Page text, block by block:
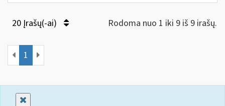
20 Įrašų(-ai) Rodoma nuo 1 iki 9 iš 9 irašų.
1